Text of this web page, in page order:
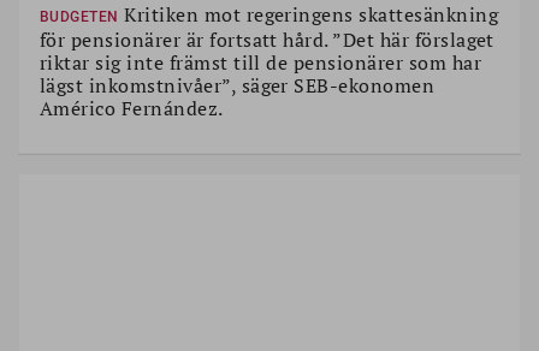
BUDGETEN Kritiken mot regeringens skattesänkning
för pensionärer är fortsatt hård. ”Det här förslaget
riktar sig inte främst till de pensionärer som har
lägst inkomstnivåer”, säger SEB-ekonomen
Américo Fernández.